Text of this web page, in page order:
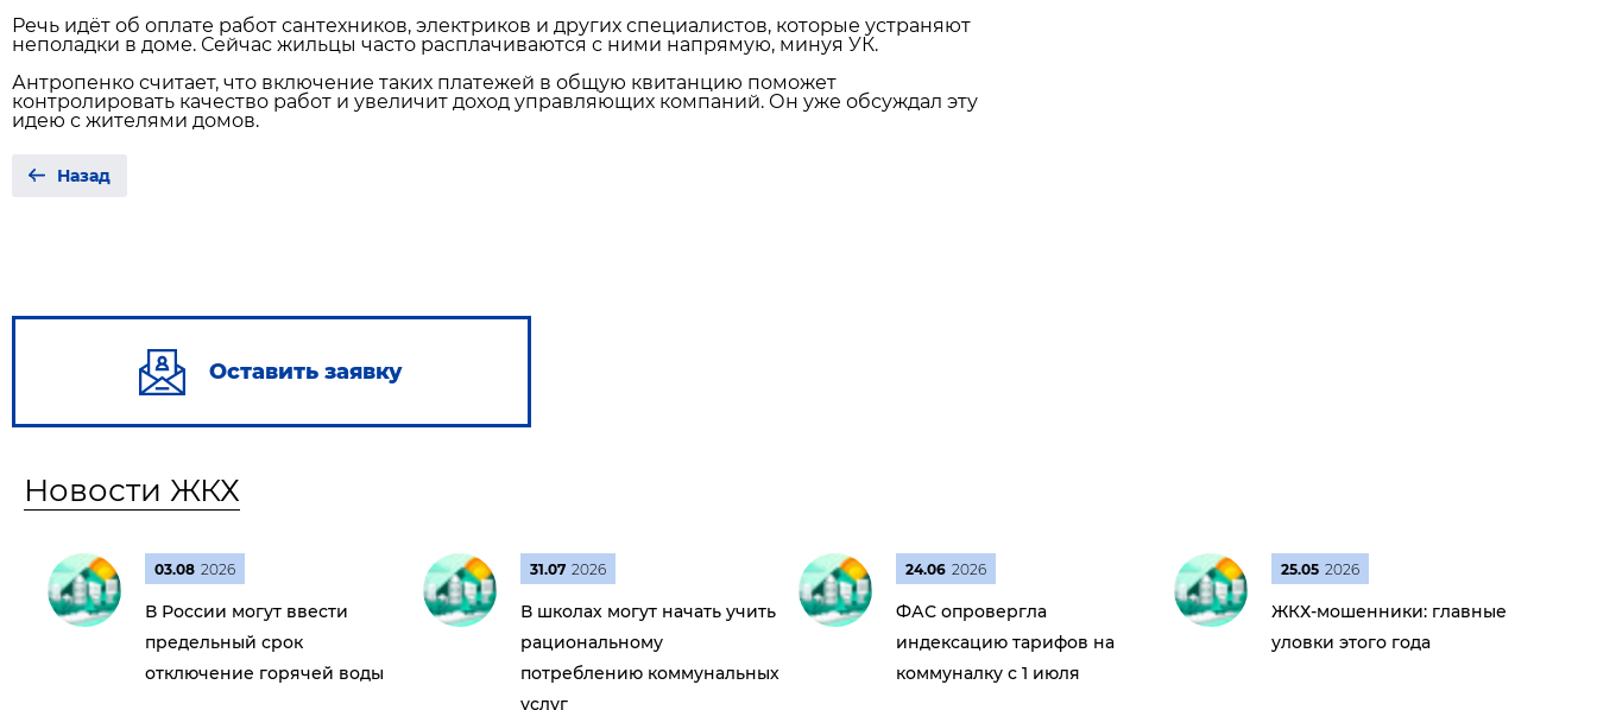
Речь идёт об оплате работ сантехников, электриков и других специалистов, которые устраняют
неполадки в доме. Сейчас жильцы часто расплачиваются с ними напрямую, минуя УК.
Антропенко считает, что включение таких платежей в общую квитанцию поможет
контролировать качество работ и увеличит доход управляющих компаний. Он уже обсуждал эту
идею с жителями домов.
Назад
Оставить заявку
Новости ЖКХ
03.08 2026
В России могут ввести
предельный срок
отключение горячей воды
31.07 2026
В школах могут начать учить
рациональному
потреблению коммунальных
услуг
24.06 2026
ФАС опровергла
индексацию тарифов на
коммуналку с 1 июля
25.05 2026
ЖКХ-мошенники: главные
уловки этого года